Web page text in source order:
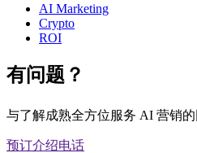
AI Marketing
Crypto
ROI
有问题？
与了解成熟全方位服务 AI 营销的
预订介绍电话